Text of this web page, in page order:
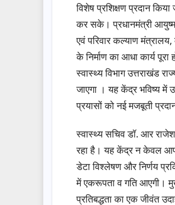
विशेष प्रशिक्षण प्रदान
कर सके। प्रधानमंत्री
एवं परिवार कल्याण
के निर्माण का आधा कार्य
स्वास्थ्य विभाग उत्तराखंड
जाएगा । यह केंद्र भविष्य में
प्रयासों को नई मजबूती
स्वास्थ्य सचिव डॉ. आर
रहा है। यह केंद्र न केवल
डेटा विश्लेषण और निर्णय
में एकरूपता व गति आएगी।
प्रतिबद्धता का एक जीवंत